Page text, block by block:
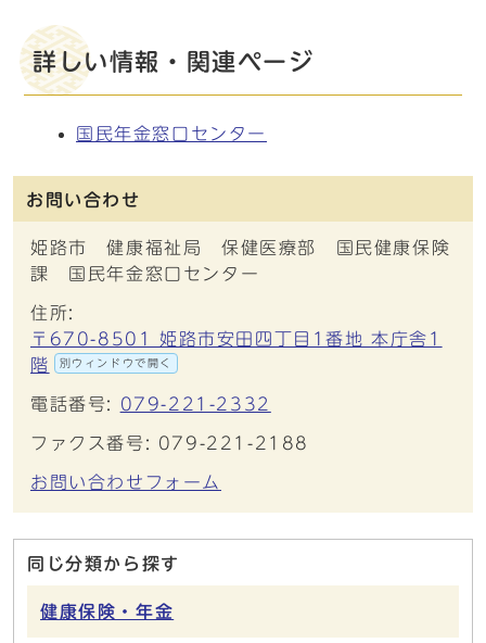
詳しい情報・関連ページ
国民年金窓口センター
お問い合わせ
姫路市 健康福祉局 保健医療部 国民健康保険
課 国民年金窓口センター
住所:
〒670-8501 姫路市安田四丁目1番地 本庁舎1
階
別ウィンドウで開く
電話番号: 079-221-2332
ファクス番号: 079-221-2188
お問い合わせフォーム
同じ分類から探す
健康保険・年金